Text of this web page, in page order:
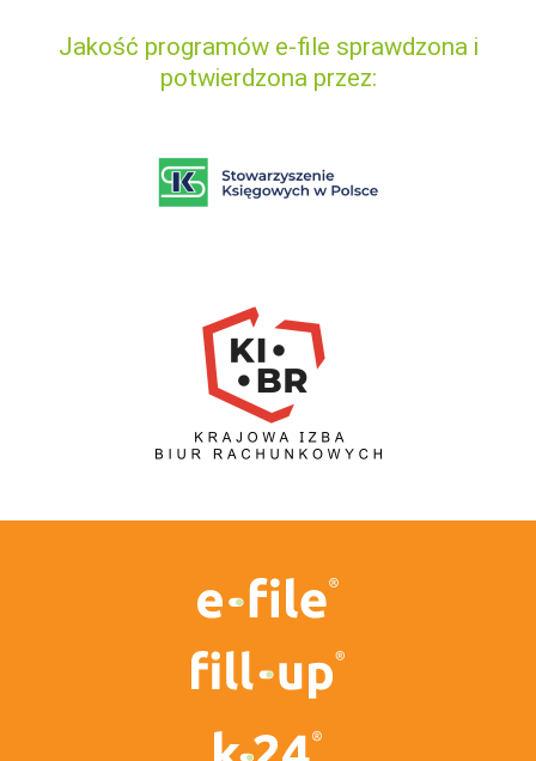
Jakość programów e-file sprawdzona i
potwierdzona przez: